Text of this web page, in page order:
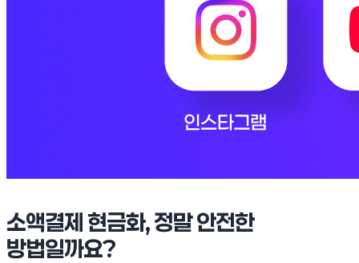
소액결제 현금화, 정말 안전한
방법일까요?